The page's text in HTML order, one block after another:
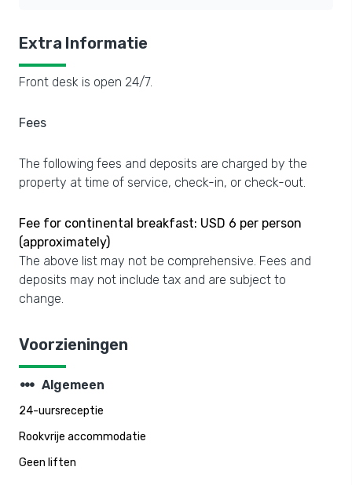
Extra Informatie
Front desk is open 24/7.
Fees
The following fees and deposits are charged by the
property at time of service, check-in, or check-out.
Fee for continental breakfast: USD 6 per person
(approximately)
The above list may not be comprehensive. Fees and
deposits may not include tax and are subject to
change.
Voorzieningen
steppers Algemeen
24-uursreceptie
Rookvrije accommodatie
Geen liften